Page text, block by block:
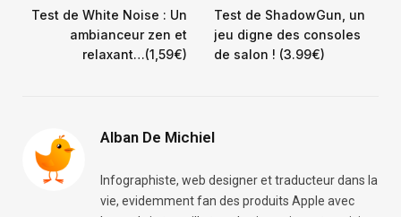
Test de White Noise : Un
ambianceur zen et
relaxant…(1,59€)
Test de ShadowGun, un
jeu digne des consoles
de salon ! (3.99€)
Alban De Michiel
Infographiste, web designer et traducteur dans la
vie, evidemment fan des produits Apple avec